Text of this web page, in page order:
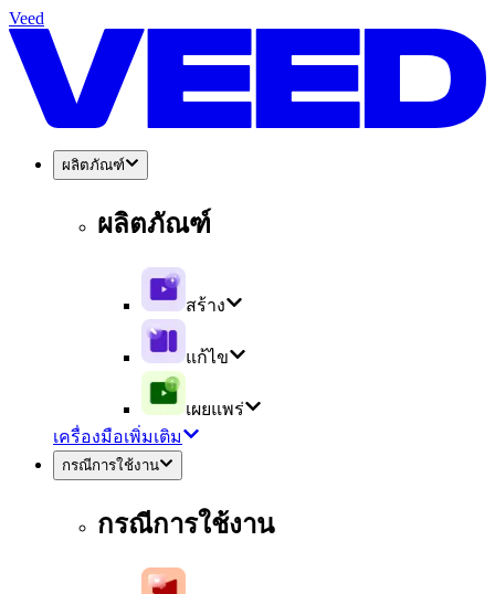
Veed
ผลิตภัณฑ์
ผลิตภัณฑ์
สร้าง
แก้ไข
เผยแพร่
เครื่องมือเพิ่มเติม
กรณีการใช้งาน
กรณีการใช้งาน